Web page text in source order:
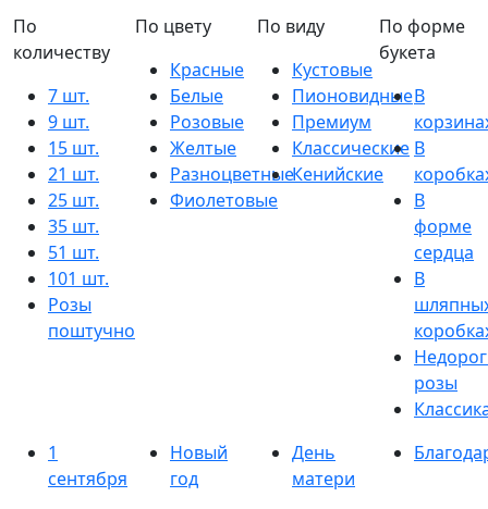
По
количеству
7 шт.
9 шт.
15 шт.
21 шт.
25 шт.
35 шт.
51 шт.
101 шт.
Розы
поштучно
По цвету
Красные
Белые
Розовые
Желтые
Разноцветные
Фиолетовые
По виду
Кустовые
Пионовидные
Премиум
Классические
Кенийские
По форме
букета
В
В
В
форме
сердца
В
розы
1
сентября
Новый
год
День
матери